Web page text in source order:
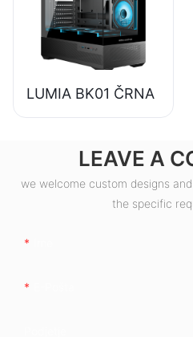
%, 80+ bronastimi
certifikati
ESB550W
LUMIA BK01 ČRNA
LEAVE A
we welcome custom designs
the specific